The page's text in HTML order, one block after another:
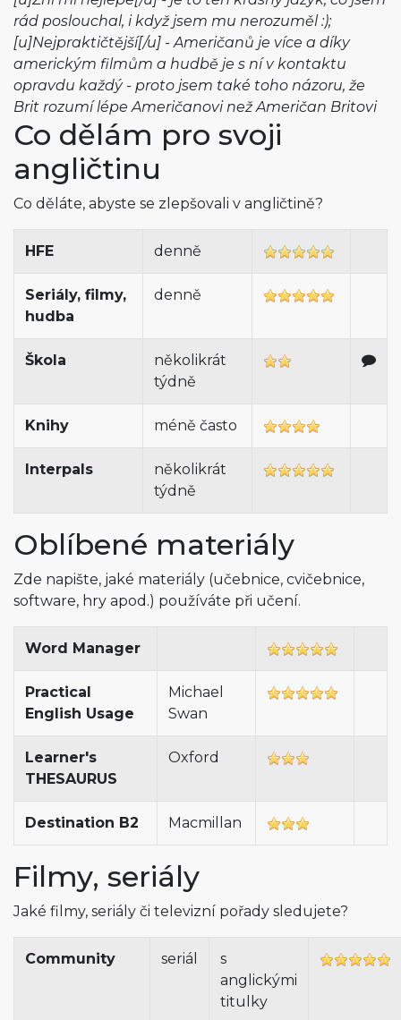
rád poslouchal, i když jsem mu nerozuměl :);
[u]Nejpraktičtější[/u] - Američanů je více a díky
americkým filmům a hudbě je s ní v kontaktu
opravdu každý - proto jsem také toho názoru, že
Brit rozumí lépe Američanovi než Američan Britovi
Co dělám pro svoji
angličtinu
Co děláte, abyste se zlepšovali v angličtině?
HFE denně
Seriály, filmy,
hudba
denně
Škola
několikrát
týdně
Knihy méně často
Interpals
několikrát
týdně
Oblíbené materiály
Zde napište, jaké materiály (učebnice, cvičebnice,
software, hry apod.) používáte při učení.
Word Manager
Practical
English Usage
Michael
Swan
Learner's
THESAURUS
Oxford
Destination B2 Macmillan
Filmy, seriály
Jaké filmy, seriály či televizní pořady sledujete?
Community seriál
s
anglickými
titulky